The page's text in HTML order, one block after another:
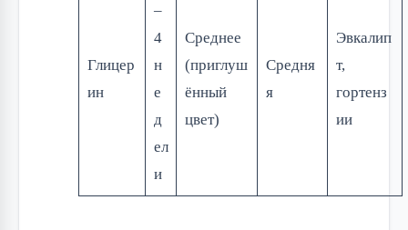
Глицер
ин
–
4
н
е
д
ел
и
Среднее
(приглуш
ённый
цвет)
Средня
я
Эвкалип
т,
гортенз
ии